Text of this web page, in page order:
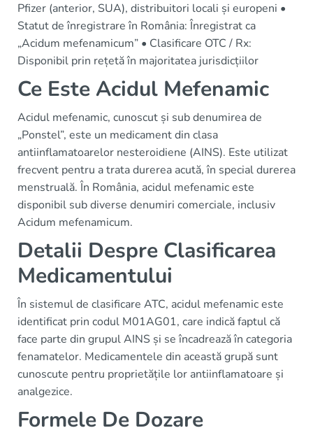
Pfizer (anterior, SUA), distribuitori locali și europeni •
Statut de înregistrare în România: Înregistrat ca
„Acidum mefenamicum” • Clasificare OTC / Rx:
Disponibil prin rețetă în majoritatea jurisdicțiilor
Ce Este Acidul Mefenamic
Acidul mefenamic, cunoscut și sub denumirea de
„Ponstel”, este un medicament din clasa
antiinflamatoarelor nesteroidiene (AINS). Este utilizat
frecvent pentru a trata durerea acută, în special durerea
menstruală. În România, acidul mefenamic este
disponibil sub diverse denumiri comerciale, inclusiv
Acidum mefenamicum.
Detalii Despre Clasificarea
Medicamentului
În sistemul de clasificare ATC, acidul mefenamic este
identificat prin codul M01AG01, care indică faptul că
face parte din grupul AINS și se încadrează în categoria
fenamatelor. Medicamentele din această grupă sunt
cunoscute pentru proprietățile lor antiinflamatoare și
analgezice.
Formele De Dozare